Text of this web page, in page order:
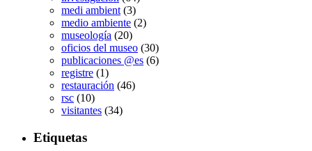
medi ambient (3)
medio ambiente (2)
museología (20)
oficios del museo (30)
publicaciones @es (6)
registre (1)
restauración (46)
rsc (10)
visitantes (34)
Etiquetas